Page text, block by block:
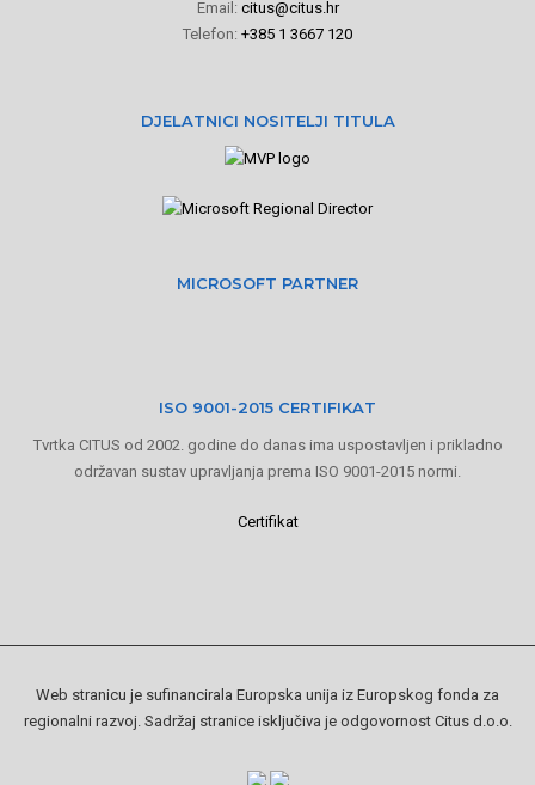
Email: citus@citus.hr
Telefon: +385 1 3667 120
DJELATNICI NOSITELJI TITULA
MICROSOFT PARTNER
ISO 9001-2015 CERTIFIKAT
Tvrtka CITUS od 2002. godine do danas ima uspostavljen i prikladno
održavan sustav upravljanja prema ISO 9001-2015 normi.
Certifikat
Web stranicu je sufinancirala Europska unija iz Europskog fonda za
regionalni razvoj. Sadržaj stranice isključiva je odgovornost Citus d.o.o.